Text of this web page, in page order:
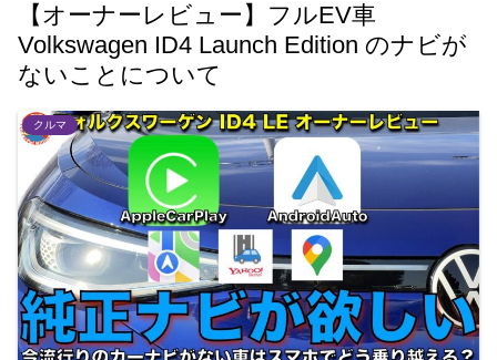
【オーナーレビュー】フルEV車
Volkswagen ID4 Launch Edition のナビが
ないことについて
クルマ